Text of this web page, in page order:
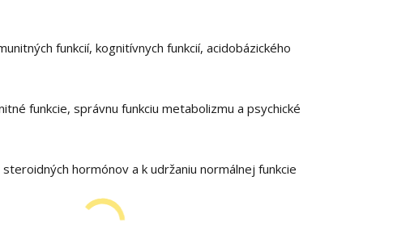
funkcií, kognitívnych funkcií, acidobázického
funkcie, správnu funkciu metabolizmu a psychické
hormónov a k udržaniu normálnej funkcie